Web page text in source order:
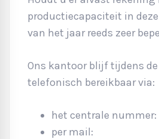
productiecapaciteit in
van het jaar reeds zeer
Ons kantoor blijf tijdens
telefonisch bereikbaar via:
het centrale nummer:
per mail: